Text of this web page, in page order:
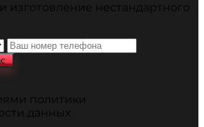
изготовление нестандартного
политики
данных